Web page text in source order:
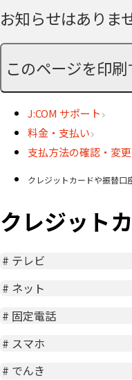
お知らせはありま
このページを印刷
J:COM サポート
料金・支払い
支払方法の確認・変更
クレジットカードや振替口
クレジット
# テレビ
# ネット
# 固定電話
# スマホ
# でんき